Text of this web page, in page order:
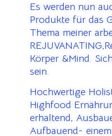
Es werden nun
Produkte für das
Thema meiner
Körper &Mind.
sein.
Hochwertige
Highfood
erhaltend,
Aufbauend-